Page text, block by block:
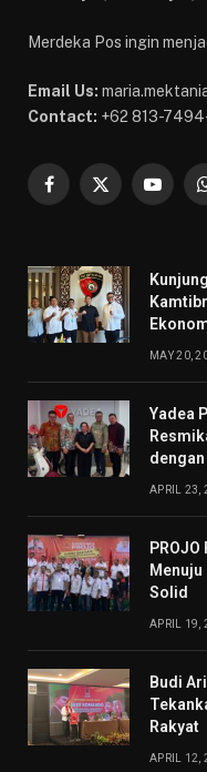
Merdeka Pos ingin
Email Us:
Contact: +62 813-
Facebook
X
MAY 20,
Yadea
APRIL 23,
Solid
APRIL 19,
Budi
Rakyat
APRIL 12,